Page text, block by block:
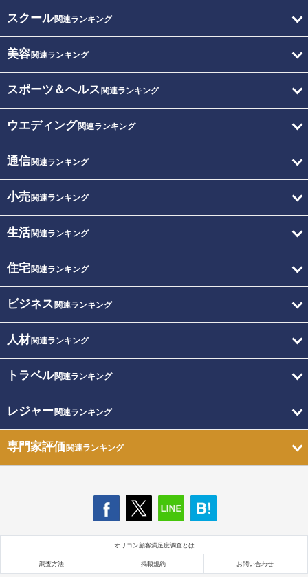
スクール関連ランキング
美容関連ランキング
スポーツ＆ヘルス 関連ランキング
ウエディング関連ランキング
通信関連ランキング
小売関連ランキング
生活関連ランキング
住宅関連ランキング
ビジネス 関連ランキング
人材関連ランキング
トラベル関連ランキング
レジャー関連ランキング
専門家評価関連ランキング
オリコン顧客満足度調査とは
調査方法 掲載規約 お問い合わせ